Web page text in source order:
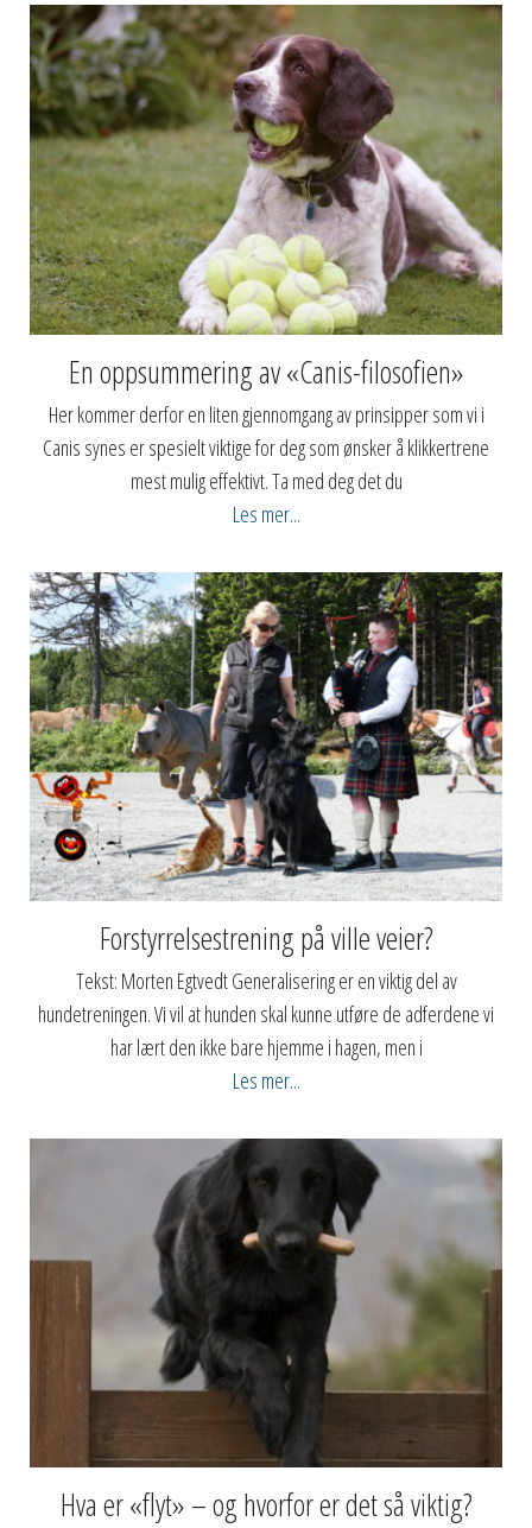
En oppsummering av «Canis-filosofien»
Her kommer derfor en liten gjennomgang av prinsipper som vi i
Canis synes er spesielt viktige for deg som ønsker å klikkertrene
mest mulig effektivt. Ta med deg det du
Les mer...
Forstyrrelsestrening på ville veier?
Tekst: Morten Egtvedt Generalisering er en viktig del av
hundetreningen. Vi vil at hunden skal kunne utføre de adferdene vi
har lært den ikke bare hjemme i hagen, men i
Les mer...
Hva er «flyt» – og hvorfor er det så viktig?